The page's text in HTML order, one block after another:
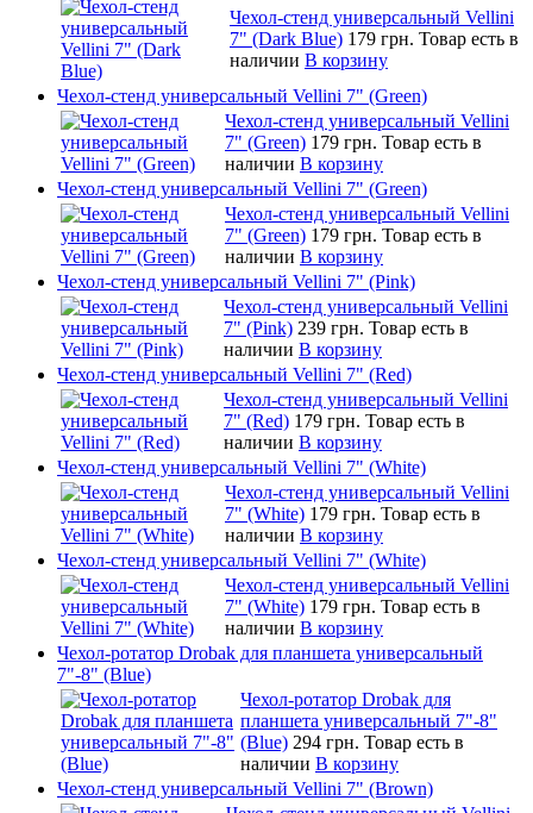
Чехол-стенд универсальный Vellini
7" (Dark Blue) 179 грн. Товар есть в
наличии В корзину
Чехол-стенд универсальный Vellini 7" (Green)
Чехол-стенд универсальный Vellini
7" (Green) 179 грн. Товар есть в
наличии В корзину
Чехол-стенд универсальный Vellini 7" (Green)
Чехол-стенд универсальный Vellini
7" (Green) 179 грн. Товар есть в
наличии В корзину
Чехол-стенд универсальный Vellini 7" (Pink)
Чехол-стенд универсальный Vellini
7" (Pink) 239 грн. Товар есть в
наличии В корзину
Чехол-стенд универсальный Vellini 7" (Red)
Чехол-стенд универсальный Vellini
7" (Red) 179 грн. Товар есть в
наличии В корзину
Чехол-стенд универсальный Vellini 7" (White)
Чехол-стенд универсальный Vellini
7" (White) 179 грн. Товар есть в
наличии В корзину
Чехол-стенд универсальный Vellini 7" (White)
Чехол-стенд универсальный Vellini
7" (White) 179 грн. Товар есть в
наличии В корзину
Чехол-ротатор Drobak для планшета универсальный
7"-8" (Blue)
Чехол-ротатор Drobak для
планшета универсальный 7"-8"
(Blue) 294 грн. Товар есть в
наличии В корзину
Чехол-стенд универсальный Vellini 7" (Brown)